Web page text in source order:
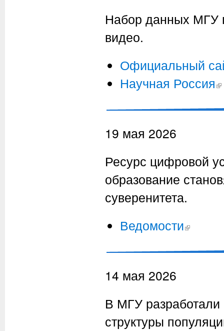
Набор данных МГУ
видео.
Официальный
Научная Россия
19 мая 2026
Ресурс цифровой
образование
суверенитета.
Ведомости
14 мая 2026
В МГУ разработали
структуры